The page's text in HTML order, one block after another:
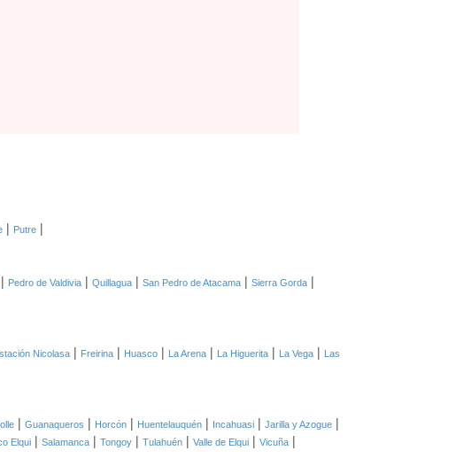
| Putre |
| Pedro de Valdivia | Quillagua | San Pedro de Atacama | Sierra Gorda |
Nicolasa | Freirina | Huasco | La Arena | La Higuerita | La Vega | Las
| Guanaqueros | Horcón | Huentelauquén | Incahuasi | Jarilla y Azogue |
Elqui | Salamanca | Tongoy | Tulahuén | Valle de Elqui | Vicuña |